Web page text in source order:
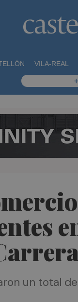
VILA-REAL
un total